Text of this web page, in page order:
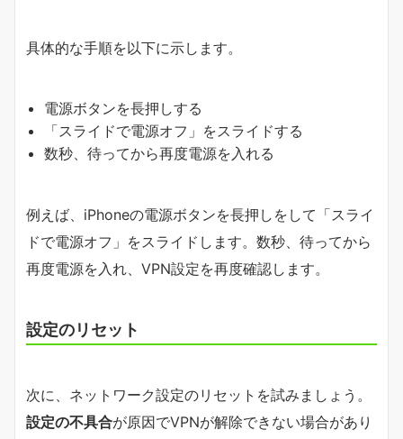
具体的な手順を以下に示します。
電源ボタンを長押しする
「スライドで電源オフ」をスライドする
数秒、待ってから再度電源を入れる
例えば、iPhoneの電源ボタンを長押しをして「スライ
ドで電源オフ」をスライドします。数秒、待ってから
再度電源を入れ、VPN設定を再度確認します。
設定のリセット
次に、ネットワーク設定のリセットを試みましょう。
設定の不具合が原因でVPNが解除できない場合があり